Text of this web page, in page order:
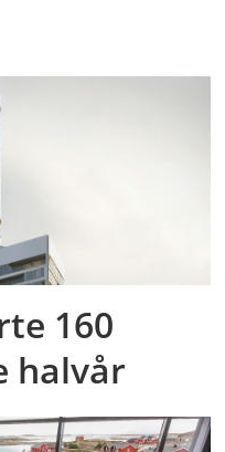
160
halvår